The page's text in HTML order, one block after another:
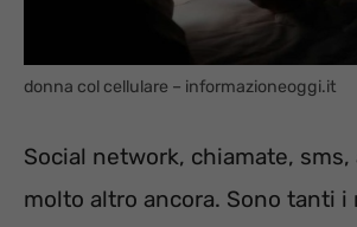
donna col cellulare – informazioneoggi.it
Social network, chiamate, sms,
molto altro ancora. Sono tanti i